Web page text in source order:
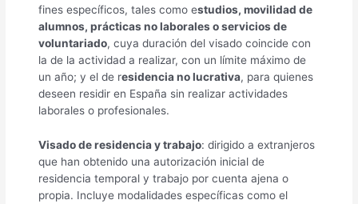
fines específicos, tales como estudios, movilidad de
alumnos, prácticas no laborales o servicios de
voluntariado, cuya duración del visado coincide con
la de la actividad a realizar, con un límite máximo de
un año; y el de residencia no lucrativa, para quienes
deseen residir en España sin realizar actividades
laborales o profesionales.
Visado de residencia y trabajo: dirigido a extranjeros
que han obtenido una autorización inicial de
residencia temporal y trabajo por cuenta ajena o
propia. Incluye modalidades específicas como el